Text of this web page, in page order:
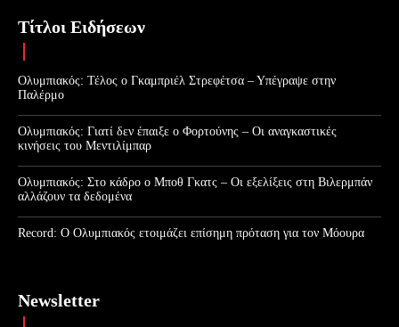
Τίτλοι Ειδήσεων
Ολυμπιακός: Τέλος ο Γκαμπριέλ Στρεφέτσα – Υπέγραψε στην
Παλέρμο
Ολυμπιακός: Γιατί δεν έπαιξε ο Φορτούνης – Οι αναγκαστικές
κινήσεις του Μεντιλίμπαρ
Ολυμπιακός: Στο κάδρο ο Μποθ Γκατς – Οι εξελίξεις στη Βιλερμπάν
αλλάζουν τα δεδομένα
Record: Ο Ολυμπιακός ετοιμάζει επίσημη πρόταση για τον Μόουρα
Newsletter